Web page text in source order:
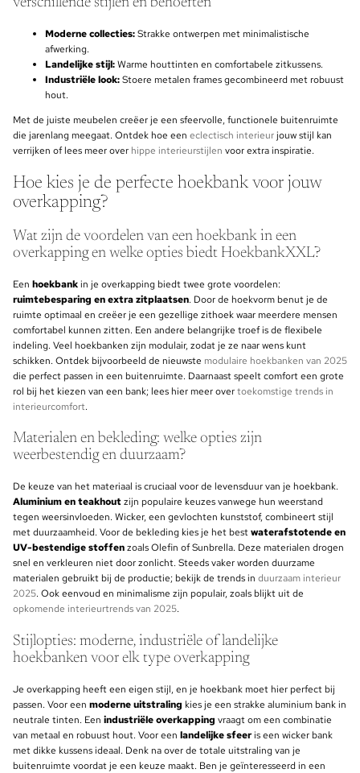
Moderne collecties:Strakke ontwerpen met minimalistische
afwerking.
Landelijke stijl:Warme houttinten en comfortabele zitkussens.
Industriële look:Stoere metalen frames gecombineerd met robuust
hout.
Met de juiste meubelen creëer je een sfeervolle, functionele buitenruimte
die jarenlang meegaat. Ontdek hoe een eclectisch interieurjouw stijl kan
verrijken of lees meer over hippe interieurstijlen voor extra inspiratie.
Hoe kies je de perfecte hoekbank voor jouw
overkapping?
Wat zijn de voordelen van een hoekbank in een
overkapping en welke opties biedt HoekbankXXL?
Een hoekbankin je overkapping biedt twee grote voordelen:
ruimtebesparing en extra zitplaatsen. Door de hoekvorm benut je de
ruimte optimaal en creëer je een gezellige zithoek waar meerdere mensen
comfortabel kunnen zitten. Een andere belangrijke troef is de flexibele
indeling. Veel hoekbanken zijn modulair, zodat je ze naar wens kunt
schikken. Ontdek bijvoorbeeld de nieuwste modulaire hoekbanken van 2025
die perfect passen in een buitenruimte. Daarnaast speelt comfort een grote
rol bij het kiezen van een bank; lees hier meer overtoekomstige trends in
interieurcomfort.
Materialen en bekleding: welke opties zijn
weerbestendig en duurzaam?
De keuze van het materiaal is cruciaal voor de levensduur van je hoekbank.
Aluminium en teakhoutzijn populaire keuzes vanwege hun weerstand
tegen weersinvloeden. Wicker, een gevlochten kunststof, combineert stijl
met duurzaamheid. Voor de bekleding kies je het bestwaterafstotende en
UV-bestendige stoffenzoals Olefin of Sunbrella. Deze materialen drogen
snel en verkleuren niet door zonlicht. Steeds vaker worden duurzame
materialen gebruikt bij de productie; bekijk de trends in duurzaam interieur
2025. Ook eenvoud en minimalisme zijn populair, zoals blijkt uit de
opkomende interieurtrends van 2025.
Stijlopties: moderne, industriële of landelijke
hoekbanken voor elk type overkapping
Je overkapping heeft een eigen stijl, en je hoekbank moet hier perfect bij
passen. Voor een moderne uitstraling kies je een strakke aluminium bank in
neutrale tinten. Een industriële overkapping vraagt om een combinatie
van metaal en robuust hout. Voor een landelijke sfeeris een wicker bank
met dikke kussens ideaal. Denk na over de totale uitstraling van je
buitenruimte voordat je een keuze maakt. Ben je geïnteresseerd in een